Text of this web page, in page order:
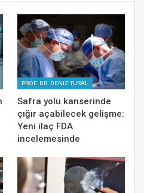
PROF. DR. DENIZ TURAL
Safra yolu kanserinde
çığır açabilecek gelişme:
Yeni ilaç FDA
incelemesinde